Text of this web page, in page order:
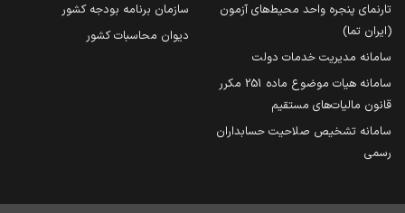
تارنمای پنجره واحد محیط‌های آزمون
(ایران تما)
سامانه مدیریت خدمات دولت
سامانه هیات موضوع ماده 251 مکرر
قانون مالیات‌های مستقیم
سامانه تشخیص صلاحیت حسابداران
رسمی
سازمان برنامه بودجه کشور
دیوان محاسبات کشور